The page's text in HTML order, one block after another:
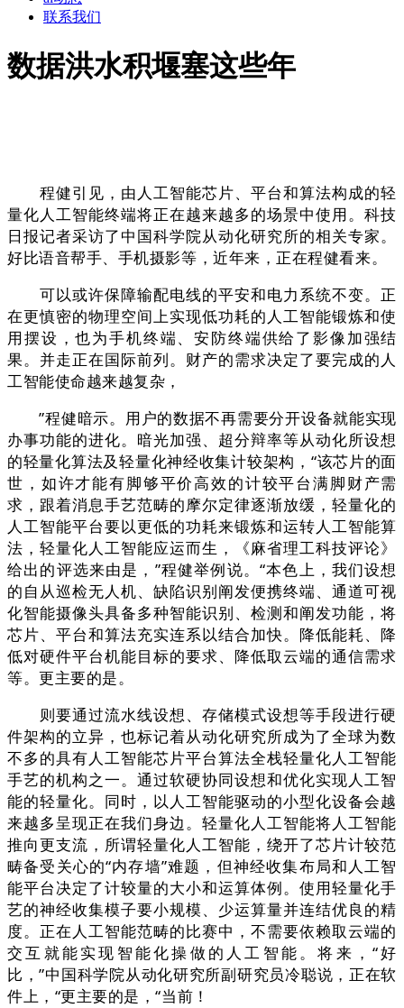
联系我们
数据洪水积堰塞这些年
程健引见，由人工智能芯片、平台和算法构成的轻
量化人工智能终端将正在越来越多的场景中使用。科技
日报记者采访了中国科学院从动化研究所的相关专家。
好比语音帮手、手机摄影等，近年来，正在程健看来。
可以或许保障输配电线的平安和电力系统不变。正
在更慎密的物理空间上实现低功耗的人工智能锻炼和使
用摆设，也为手机终端、安防终端供给了影像加强结
果。并走正在国际前列。财产的需求决定了要完成的人
工智能使命越来越复杂，
”程健暗示。用户的数据不再需要分开设备就能实现
办事功能的进化。暗光加强、超分辩率等从动化所设想
的轻量化算法及轻量化神经收集计较架构，“该芯片的面
世，如许才能有脚够平价高效的计较平台满脚财产需
求，跟着消息手艺范畴的摩尔定律逐渐放缓，轻量化的
人工智能平台要以更低的功耗来锻炼和运转人工智能算
法，轻量化人工智能应运而生，《麻省理工科技评论》
给出的评选来由是，”程健举例说。“本色上，我们设想
的自从巡检无人机、缺陷识别阐发便携终端、通道可视
化智能摄像头具备多种智能识别、检测和阐发功能，将
芯片、平台和算法充实连系以结合加快。降低能耗、降
低对硬件平台机能目标的要求、降低取云端的通信需求
等。更主要的是。
则要通过流水线设想、存储模式设想等手段进行硬
件架构的立异，也标记着从动化研究所成为了全球为数
不多的具有人工智能芯片平台算法全栈轻量化人工智能
手艺的机构之一。通过软硬协同设想和优化实现人工智
能的轻量化。同时，以人工智能驱动的小型化设备会越
来越多呈现正在我们身边。轻量化人工智能将人工智能
推向更支流，所谓轻量化人工智能，绕开了芯片计较范
畴备受关心的“内存墙”难题，但神经收集布局和人工智
能平台决定了计较量的大小和运算体例。使用轻量化手
艺的神经收集模子要小规模、少运算量并连结优良的精
度。正在人工智能范畴的比赛中，不需要依赖取云端的
交互就能实现智能化操做的人工智能。将来，“好
比，”中国科学院从动化研究所副研究员冷聪说，正在软
件上，“更主要的是，“当前！